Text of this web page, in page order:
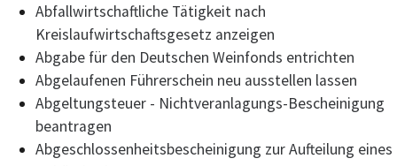
Abfallwirtschaftliche Tätigkeit nach
Kreislaufwirtschaftsgesetz anzeigen
Abgabe für den Deutschen Weinfonds entrichten
Abgelaufenen Führerschein neu ausstellen lassen
Abgeltungsteuer - Nichtveranlagungs-Bescheinigung
beantragen
Abgeschlossenheitsbescheinigung zur Aufteilung eines